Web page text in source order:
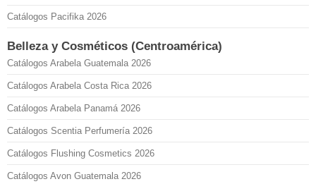
Catálogos Pacifika 2026
Belleza y Cosméticos (Centroamérica)
Catálogos Arabela Guatemala 2026
Catálogos Arabela Costa Rica 2026
Catálogos Arabela Panamá 2026
Catálogos Scentia Perfumería 2026
Catálogos Flushing Cosmetics 2026
Catálogos Avon Guatemala 2026